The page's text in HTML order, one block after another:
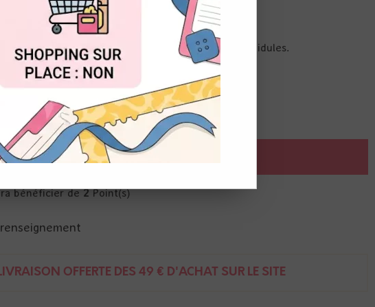
votre scrap avec vous, papiers, et scrapbidules.
plein de poches
AJOUTER AU PANIER
bénéficier de2Point(s)
OFFERTE DÈS 49 € D'ACHAT SUR LE SITE
ACCEPTER TOUT